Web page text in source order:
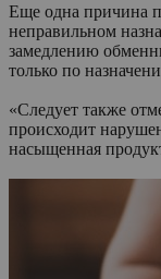
Еще одна причина
неправильном
замедлению
только по
«Следует также
происходит
насыщенная